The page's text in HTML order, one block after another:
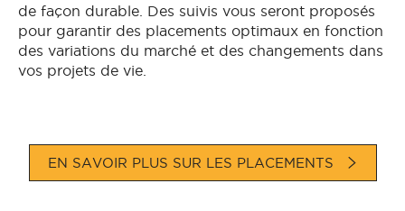
de façon durable. Des suivis vous seront proposés
pour garantir des placements optimaux en fonction
des variations du marché et des changements dans
vos projets de vie.
EN SAVOIR PLUS SUR LES PLACEMENTS